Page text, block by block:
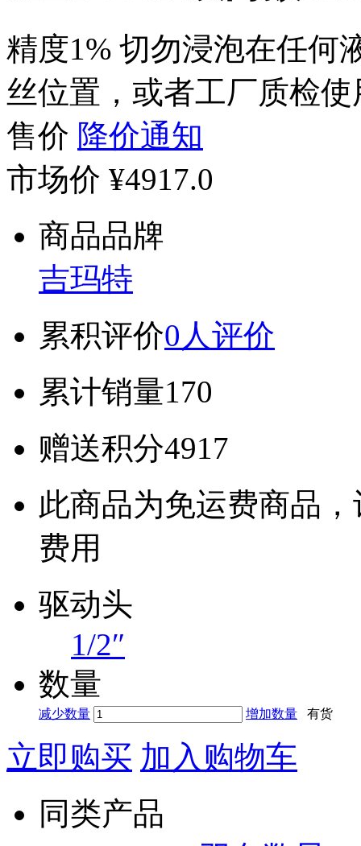
精度1% 切勿浸泡在任何
丝位置，或者工厂质检使
售价 降价通知
市场价 ¥4917.0
商品品牌
吉玛特
累积评价0人评价
累计销量170
赠送积分4917
此商品为免运费商品
费用
驱动头
1/2″
数量
减少数量 增加数量 有货
立即购买 加入购物车
同类产品